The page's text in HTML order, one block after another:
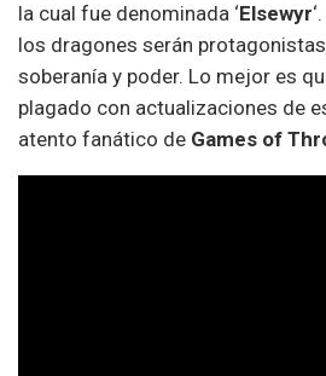
la cual fue denominada ‘Elsewyr
los dragones serán
soberanía y poder. Lo mejor es
plagado con actualizaciones de
atento fanático de Games of